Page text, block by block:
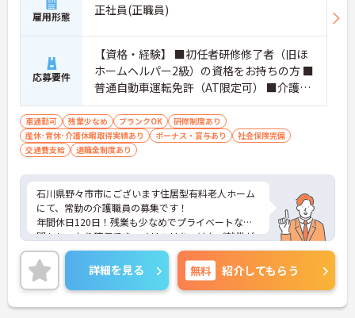
雇用形態 正社員(正職員)
応募要件
【資格・経験】 ■初任者研修修了者（旧ほ
ホームヘルパー2級）の資格をお持ちの方 ■
普通自動車運転免許（AT限定可） ■介護施
設での勤務経験がある方
車通勤可 残業少なめ ブランクOK
研修制度あり
産休･育休･介護休暇取得実績あり
ボーナス・賞与あり
社会保険完備
交通費支給
退職金制度あり
石川県野々市市にございます住居型有料老人ホーム
にて、常勤の介護職員の募集です！
年間休日120日！残業も少なめでプライベートな時
間もしっかり確保でき、メリハリをつけたご就業が
可能です◎
研修制度もあり、働きながらスキルアップできるの
もおすすめポイントです♪
ご興味ある方には、面接対策ポイントなど、さらに
詳細をお話しいたしますのでお気軽にご相談くださ
詳細を見る 無料 紹介してもらう